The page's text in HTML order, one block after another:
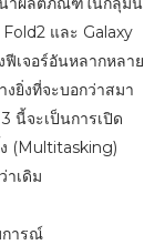
และ Galaxy
เจอร์อันหลากหลาย
ยิ่งที่จะบอกว่าสมา
นี้จะเป็นการเปิด
(Multitasking)
าเดิม
การณ์